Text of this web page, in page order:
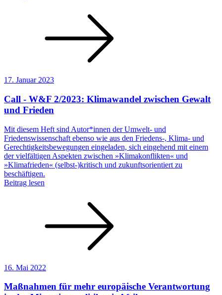
17. Januar 2023
Call - W&F 2/2023: Klimawandel zwischen Gewalt
und Frieden
Mit diesem Heft sind Autor*innen der Umwelt- und
Friedenswissenschaft ebenso wie aus den Friedens-, Klima- und
Gerechtigkeitsbewegungen eingeladen, sich eingehend mit einem
der vielfältigen Aspekten zwischen »Klimakonflikten« und
»Klimafrieden« (selbst-)kritisch und zukunftsorientiert zu
beschäftigen.
Beitrag lesen
16. Mai 2022
Maßnahmen für mehr europäische Verantwortung